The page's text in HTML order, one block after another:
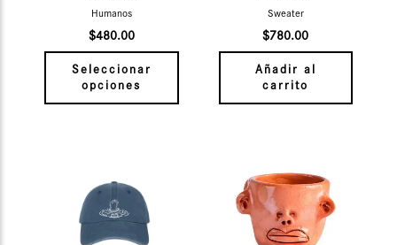
Humanos
$480.00
Seleccionar
opciones
Sweater
$780.00
Añadir al
carrito